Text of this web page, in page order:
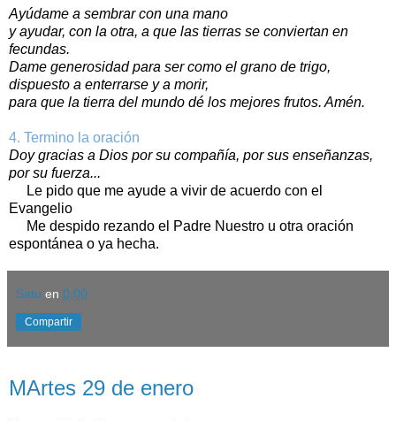
Ayúdame a sembrar con una mano
y ayudar, con la otra, a que las tierras se conviertan en
fecundas.
Dame generosidad para ser como el grano de trigo,
dispuesto a enterrarse y a morir,
para que la tierra del mundo dé los mejores frutos. Amén.
4. Termino la oración
Doy gracias a Dios por su compañía, por sus enseñanzas,
por su fuerza...
Le pido que me ayude a vivir de acuerdo con el
Evangelio
Me despido rezando el Padre Nuestro u otra oración
espontánea o ya hecha.
Satu en 0:00
Compartir
MArtes 29 de enero